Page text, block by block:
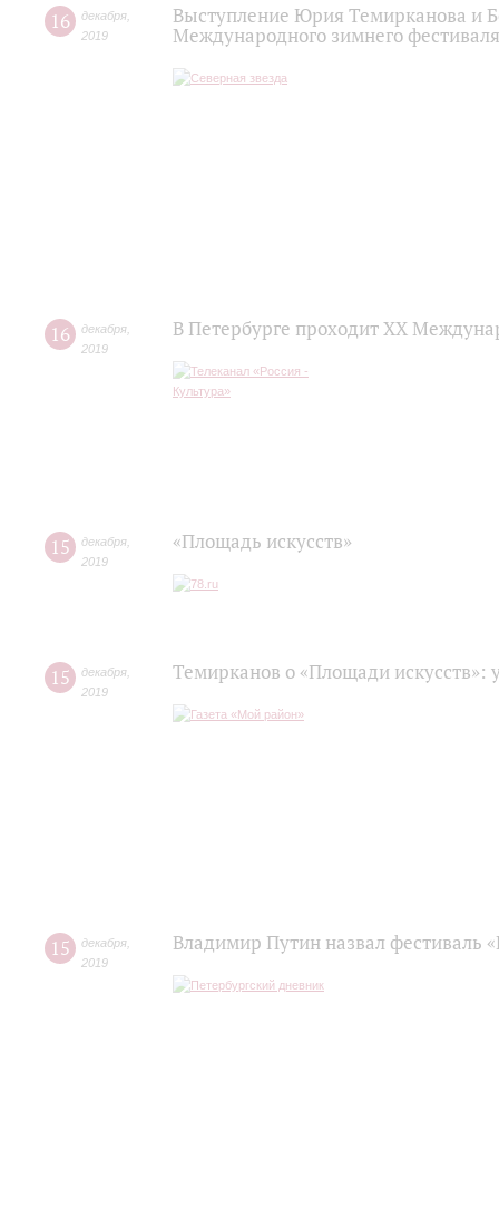
16 декабря
2019
Выступление Юрия Темирканова и
Международного зимнего
16 декабря
2019
В Петербурге проходит ХХ
15 декабря
2019
«Площадь искусств»
15 декабря
2019
Темирканов о «Площади
15 декабря
2019
Владимир Путин назвал фестиваль